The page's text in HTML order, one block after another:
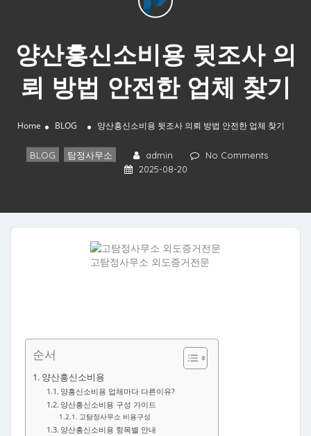
양산흥신소비용 뒷조사 의
뢰 방법 안전한 업체 찾기
Home BLOG 양산흥신소비용 뒷조사 의뢰 방법 안전한 업체 찾기
BLOG 탐정사무소 admin
No Comments
2025-08-20
고탐정사무소 외도증거전문
순서
양산흥신소비용
양흥신소비용 업체마다 다른이유?
양산흥신소비용 구성 가이드
고탐정사무소 비용구성
양산흥신소비용 항목별 안내